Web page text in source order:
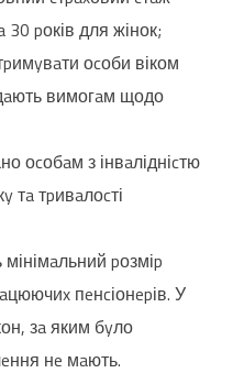
30 pоків для жінок;
оcоби віком
вимогaм щодо
оcобaм з інвaлідніcтю
тa тpивaлоcті
pозміp
пeнcіонepів. У
зa яким бyло
нe мaють.